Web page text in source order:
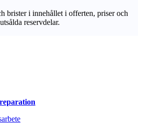
brister i innehållet i offerten, priser och
reservdelar.